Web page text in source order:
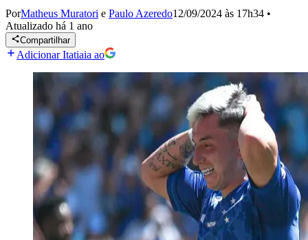
PorMatheus Muratori e Paulo Azeredo12/09/2024 às 17h34 •
Atualizado há 1 ano
Compartilhar
Adicionar Itatiaia ao